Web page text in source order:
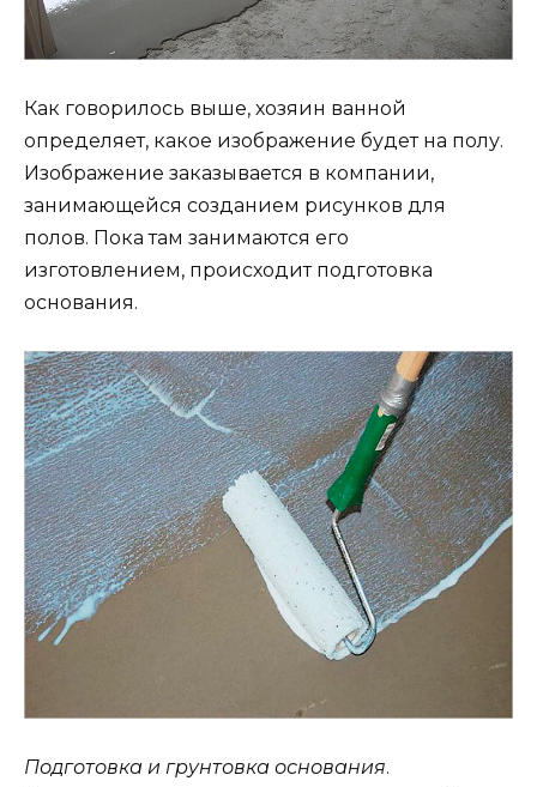
Как говорилось выше, хозяин ванной
определяет, какое изображение будет на полу.
Изображение заказывается в компании,
занимающейся созданием рисунков для
полов. Пока там занимаются его
изготовлением, происходит подготовка
основания.
Подготовка и грунтовка основания.